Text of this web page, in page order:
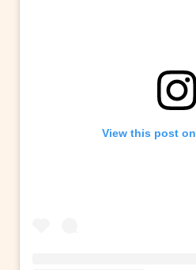
View this post